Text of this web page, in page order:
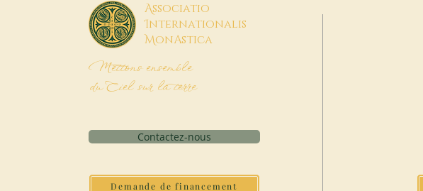
Associatio
Internationalis
MonAstica
Mettons ensemble
du Ciel sur la terre
Contactez-nous
Demande de financement